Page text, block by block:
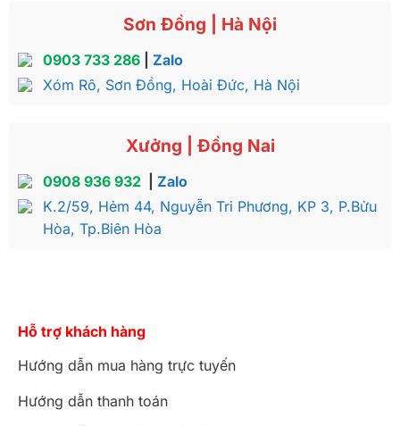
Sơn Đồng | Hà Nội
0903 733 286| Zalo
Xóm Rô, Sơn Đồng, Hoài Đức, Hà Nội
Xưởng | Đồng Nai
0908 936 932
Zalo
K.2/59, Hẻm 44, Nguyễn Tri Phương, KP 3, P.Bửu
Hòa, Tp.Biên Hòa
Hỗ trợ khách hàng
Hướng dẫn mua hàng trực tuyến
Hướng dẫn thanh toán